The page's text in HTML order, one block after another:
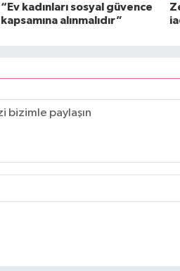
“Ev kadınları sosyal güvence
kapsamına alınmalıdır”